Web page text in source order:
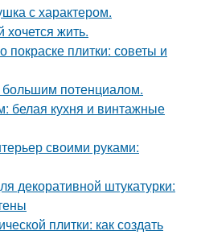
с характером.
жить.
покраске плитки: советы и
потенциалом.
белая кухня и винтажные
своими руками:
декоративной штукатурки:
плитки: как создать